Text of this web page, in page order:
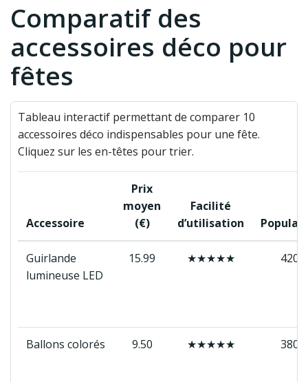
Comparatif des
accessoires déco pour
fêtes
Tableau interactif permettant de comparer 10
accessoires déco indispensables pour une fête.
Cliquez sur les en-têtes pour trier.
Accessoire
Prix
moyen
(€)
Facilité
d’utilisation
Guirlande
lumineuse LED
15.99 ★★★★★ 420
Ballons colorés 9.50 ★★★★★ 380